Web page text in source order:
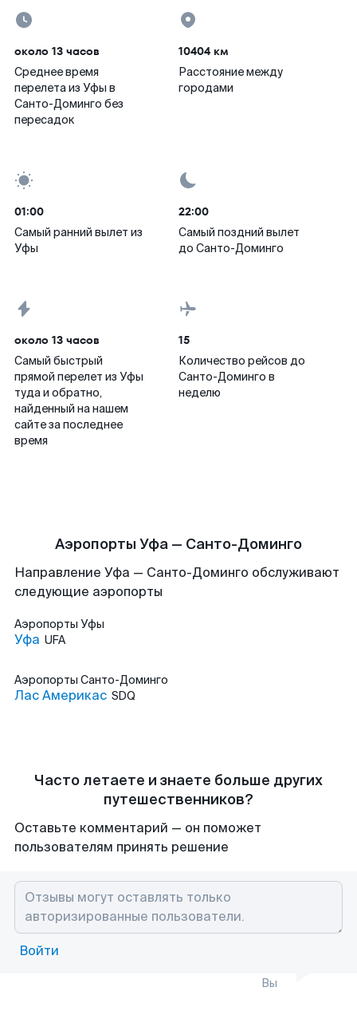
около 13 часов
Среднее время
перелета из Уфы в
Санто-Доминго без
пересадок
10404 км
Расстояние между
городами
01:00
Самый ранний вылет из
Уфы
22:00
Самый поздний вылет
до Санто-Доминго
около 13 часов
Самый быстрый
прямой перелет из Уфы
туда и обратно,
найденный на нашем
сайте за последнее
время
15
Количество рейсов до
Санто-Доминго в
неделю
Аэропорты Уфа — Санто-Доминго
Направление Уфа — Санто-Доминго обслуживают
следующие аэропорты
Аэропорты Уфы
Уфа UFA
Аэропорты Санто-Доминго
Лас Америкас SDQ
Часто летаете и знаете больше других
путешественников?
Оставьте комментарий — он поможет
пользователям принять решение
Войти
Вы